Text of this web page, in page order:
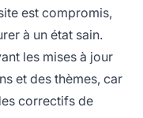
est compromis,
à un état sain.
les mises à jour
et des thèmes, car
correctifs de